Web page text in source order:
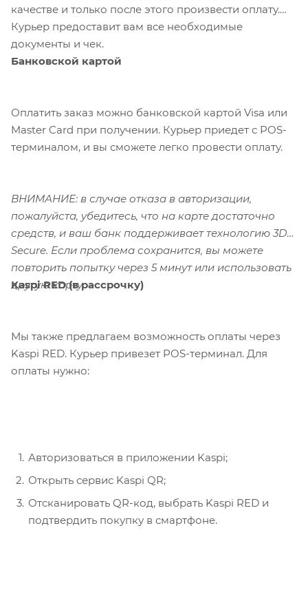
качестве и только после этого произвести оплату.
Курьер предоставит вам все необходимые
документы и чек.
Банковской картой
Оплатить заказ можно банковской картой Visa или
Master Card при получении. Курьер приедет с POS-
терминалом, и вы сможете легко провести оплату.
ВНИМАНИЕ: в случае отказа в авторизации,
пожалуйста, убедитесь, что на карте достаточно
средств, и ваш банк поддерживает технологию 3D-
Secure. Если проблема сохранится, вы можете
повторить попытку через 5 минут или использовать
другую карту.
Kaspi RED (в рассрочку)
Мы также предлагаем возможность оплаты через
Kaspi RED. Курьер привезет POS-терминал. Для
оплаты нужно:
Авторизоваться в приложении Kaspi;
Открыть сервис Kaspi QR;
Отсканировать QR-код, выбрать Kaspi RED и
подтвердить покупку в смартфоне.